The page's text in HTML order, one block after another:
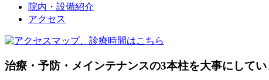
院内・設備紹介
アクセス
治療・予防・メインテナンスの3本柱を大事にして